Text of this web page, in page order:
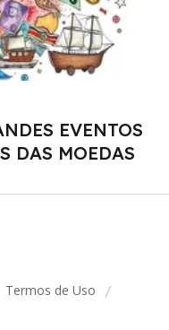
EVENTOS
DAS MOEDAS
Termos de Uso /